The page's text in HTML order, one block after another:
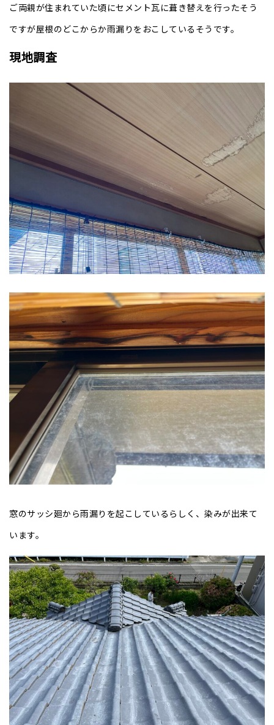
ご両親が住まれていた頃にセメント瓦に葺き替えを行ったそう
ですが屋根のどこからか雨漏りをおこしているそうです。
現地調査
窓のサッシ廻から雨漏りを起こしているらしく、染みが出来て
います。